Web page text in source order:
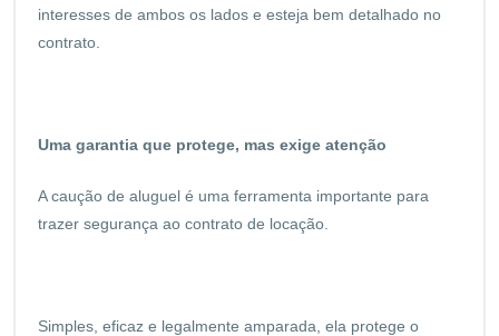
interesses de ambos os lados e esteja bem detalhado no
contrato.
Uma garantia que protege, mas exige atenção
A caução de aluguel é uma ferramenta importante para
trazer segurança ao contrato de locação.
Simples, eficaz e legalmente amparada, ela protege o